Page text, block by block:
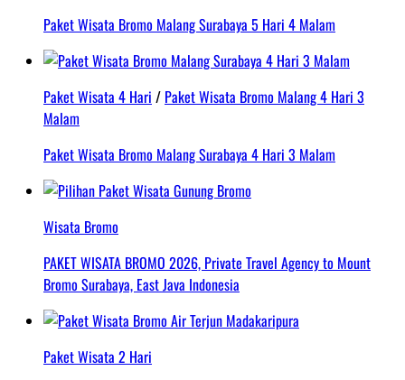
Paket Wisata Bromo Malang Surabaya 5 Hari 4 Malam
Paket Wisata 4 Hari / Paket Wisata Bromo Malang 4 Hari 3
Malam
Paket Wisata Bromo Malang Surabaya 4 Hari 3 Malam
Wisata Bromo
PAKET WISATA BROMO 2026, Private Travel Agency to Mount
Bromo Surabaya, East Java Indonesia
Paket Wisata 2 Hari